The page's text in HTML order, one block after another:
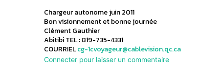
Chargeur autonome juin 2011
Bon visionnement et bonne journée
Clément Gauthier
Abitibi TEL : 819-735-4331
COURRIELcg-1cvoyageur@cablevision.qc.ca
Connecter pour laisser un commentaire